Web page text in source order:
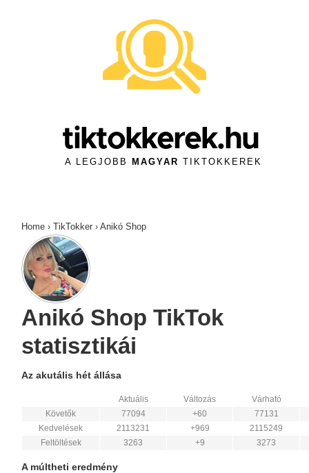
tiktokkerek.hu
A LEGJOBB MAGYAR TIKTOKKEREK
Home › TikTokker › Anikó Shop
Anikó Shop TikTok
statisztikái
Az akutális hét állása
Aktuális Változás
Várható
Követők
77094 +60
77131
Kedvelések
2113231 +969
2115249
Feltöltések
3263 +9 3273
A múltheti eredmény